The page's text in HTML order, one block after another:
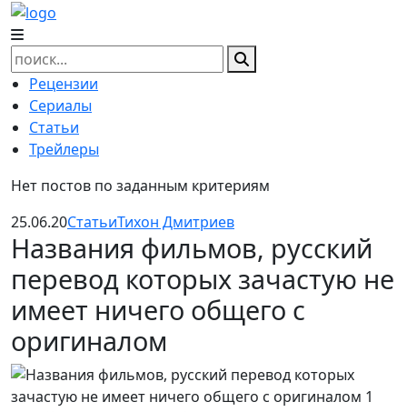
Skip
to
content
Найти:
Рецензии
Сериалы
Статьи
Трейлеры
Нет постов по заданным критериям
25.06.20СтатьиТихон Дмитриев
Названия фильмов, русский
перевод которых зачастую не
имеет ничего общего с
оригиналом